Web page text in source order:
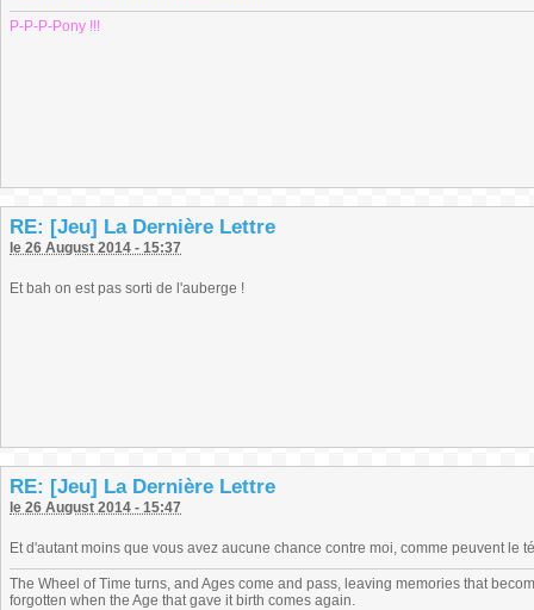
P-P-P-Pony !!!
RE: [Jeu] La Dernière Lettre
le 26 August 2014 - 15:37
Et bah on est pas sorti de l'auberge !
RE: [Jeu] La Dernière Lettre
le 26 August 2014 - 15:47
Et d'autant moins que vous avez aucune chance contre moi, comme peuvent le
The Wheel of Time turns, and Ages come and pass, leaving memories that
forgotten when the Age that gave it birth comes again.